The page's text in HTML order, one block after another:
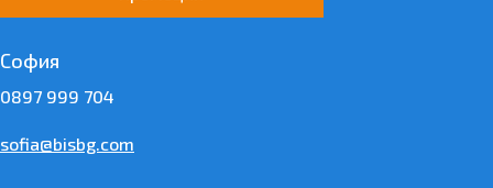
София
0897 999 704
sofia@bisbg.com